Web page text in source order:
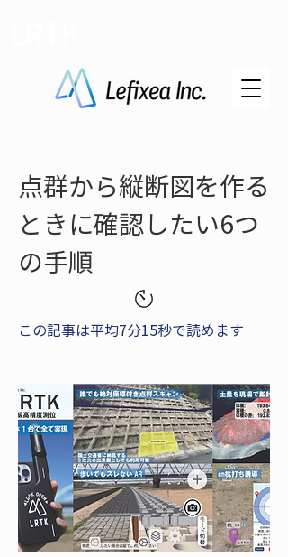
点群から縦断図を作る
ときに確認したい6つ
の手順
この記事は平均7分15秒で読めます